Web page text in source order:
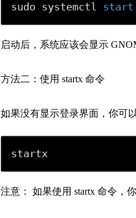
sudo systemctl start
启动后，系统应该会显示
方法二：使用 startx 命令
如果没有显示登录界面，你可
startx
注意： 如果使用 startx 命令，